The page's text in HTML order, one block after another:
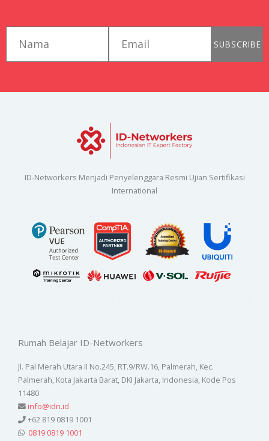
SUBSCRIBE
ID-Networkers Menjadi Penyelenggara Resmi Ujian Sertifikasi
International
Rumah Belajar ID-Networkers
Jl. Pal Merah Utara II No.245, RT.9/RW.16, Palmerah, Kec.
Palmerah, Kota Jakarta Barat, DKI Jakarta, Indonesia, Kode Pos
11480
info@idn.id
+62 819 0819 1001
0819 0819 1001